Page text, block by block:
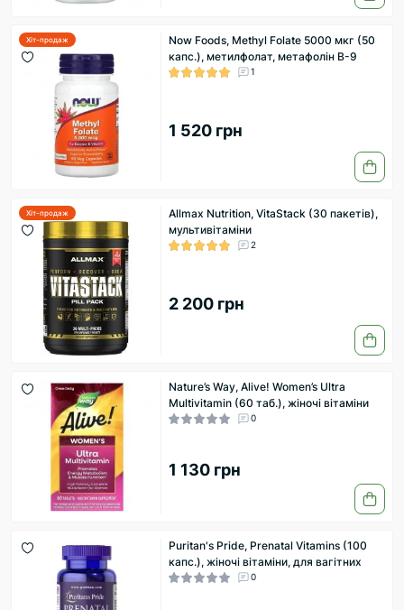
Хіт-продаж
Now Foods, Methyl Folate 5000 мкг (50
капс.), метилфолат, метафолін B-9
1
1 520 грн
Хіт-продаж
Allmax Nutrition, VitaStack (30 пакетів),
мультивітаміни
2
2 200 грн
Nature’s Way, Alive! Women’s Ultra
Multivitamin (60 таб.), жіночі вітаміни
0
1 130 грн
Puritan's Pride, Prenatal Vitamins (100
капс.), жіночі вітаміни, для вагітних
0